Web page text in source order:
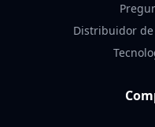
Distribuidor de